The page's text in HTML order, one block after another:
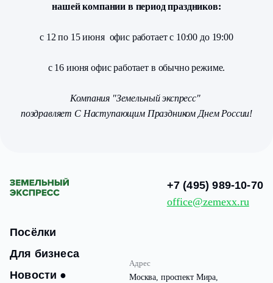
нашей компании в период праздников:
с 12 по 15 июня офис работает с 10:00 до 19:00
с 16 июня офис работает в обычно режиме.
Компания "Земельный экспресс"
поздравляет С Наступающим Праздником Днем России!
Посёлки
Для бизнеса
Новости ●
Адрес
Москва, проспект Мира,
+7 (495) 989-10-70
office@zemexx.ru